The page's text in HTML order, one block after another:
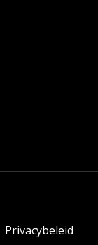
Privacybeleid